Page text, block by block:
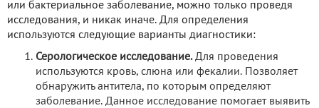
или бактериальное заболевание, можно только проведя
исследования, и никак иначе. Для определения
используются следующие варианты диагностики:
Серологическое исследование.Для проведения
используются кровь, слюна или фекалии. Позволяет
обнаружить антитела, по которым определяют
заболевание. Данное исследование помогает выявить